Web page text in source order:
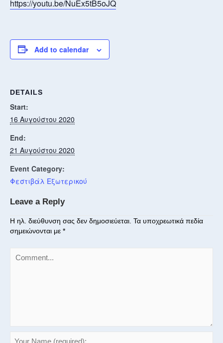
https://youtu.be/NuEx5tB5oJQ
Add to calendar
DETAILS
Start:
16 Αυγούστου 2020
End:
21 Αυγούστου 2020
Event Category:
Φεστιβάλ Εξωτερικού
Leave a Reply
Η ηλ. διεύθυνση σας δεν δημοσιεύεται. Τα υποχρεωτικά πεδία
σημειώνονται με *